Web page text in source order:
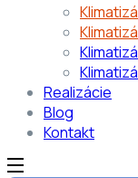
Realizácie
Blog
Kontakt